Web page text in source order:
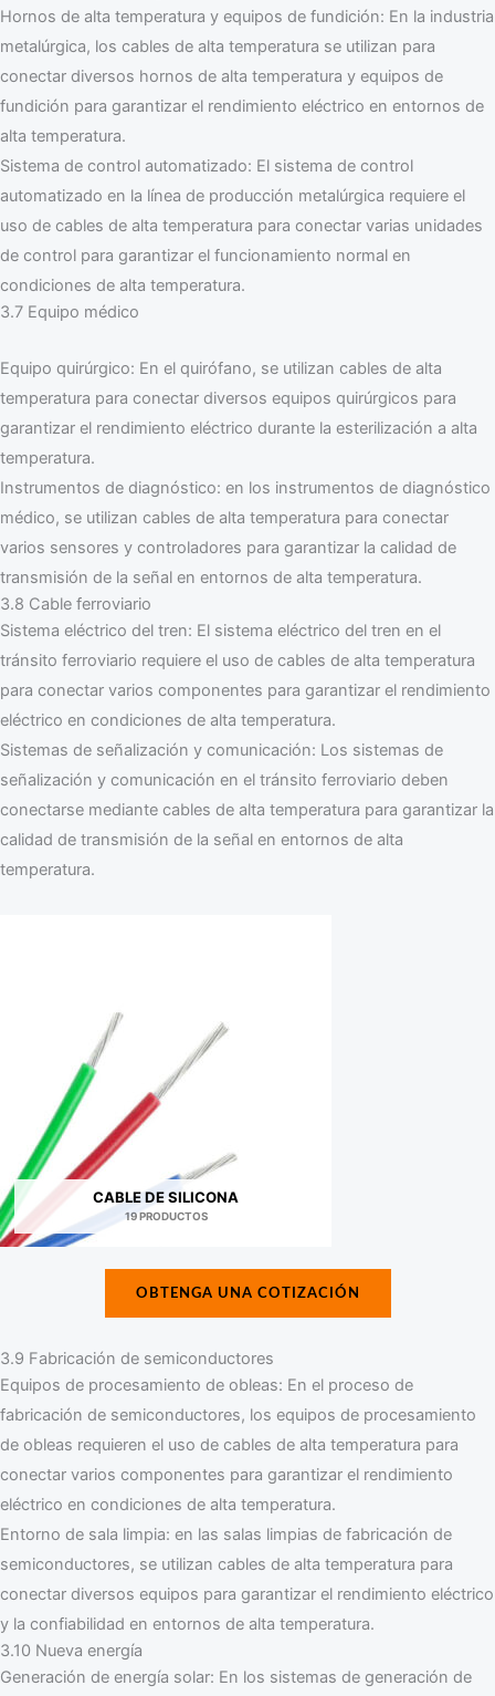
Hornos de alta temperatura y equipos de fundición: En la industria
metalúrgica, los cables de alta temperatura se utilizan para
conectar diversos hornos de alta temperatura y equipos de
fundición para garantizar el rendimiento eléctrico en entornos de
alta temperatura.
Sistema de control automatizado: El sistema de control
automatizado en la línea de producción metalúrgica requiere el
uso de cables de alta temperatura para conectar varias unidades
de control para garantizar el funcionamiento normal en
condiciones de alta temperatura.
3.7 Equipo médico
Equipo quirúrgico: En el quirófano, se utilizan cables de alta
temperatura para conectar diversos equipos quirúrgicos para
garantizar el rendimiento eléctrico durante la esterilización a alta
temperatura.
Instrumentos de diagnóstico: en los instrumentos de diagnóstico
médico, se utilizan cables de alta temperatura para conectar
varios sensores y controladores para garantizar la calidad de
transmisión de la señal en entornos de alta temperatura.
3.8 Cable ferroviario
Sistema eléctrico del tren: El sistema eléctrico del tren en el
tránsito ferroviario requiere el uso de cables de alta temperatura
para conectar varios componentes para garantizar el rendimiento
eléctrico en condiciones de alta temperatura.
Sistemas de señalización y comunicación: Los sistemas de
señalización y comunicación en el tránsito ferroviario deben
conectarse mediante cables de alta temperatura para garantizar la
calidad de transmisión de la señal en entornos de alta
temperatura.
CABLE DE SILICONA
19 PRODUCTOS
OBTENGA UNA COTIZACIÓN
3.9 Fabricación de semiconductores
Equipos de procesamiento de obleas: En el proceso de
fabricación de semiconductores, los equipos de procesamiento
de obleas requieren el uso de cables de alta temperatura para
conectar varios componentes para garantizar el rendimiento
eléctrico en condiciones de alta temperatura.
Entorno de sala limpia: en las salas limpias de fabricación de
semiconductores, se utilizan cables de alta temperatura para
conectar diversos equipos para garantizar el rendimiento eléctrico
y la confiabilidad en entornos de alta temperatura.
3.10 Nueva energía
Generación de energía solar: En los sistemas de generación de